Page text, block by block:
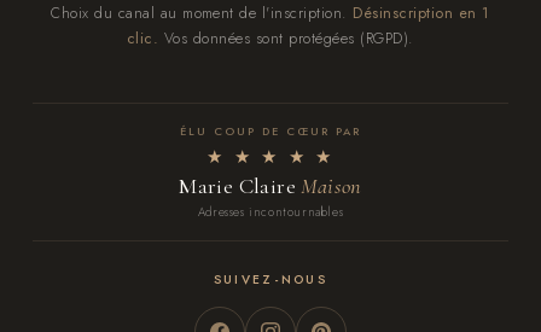
Choix du canal au moment de l'inscription. Désinscription en 1
clic. Vos données sont protégées (RGPD).
ÉLU COUP DE CŒUR PAR
★ ★ ★ ★ ★
Marie ClaireMaison
Adresses incontournables
SUIVEZ-NOUS